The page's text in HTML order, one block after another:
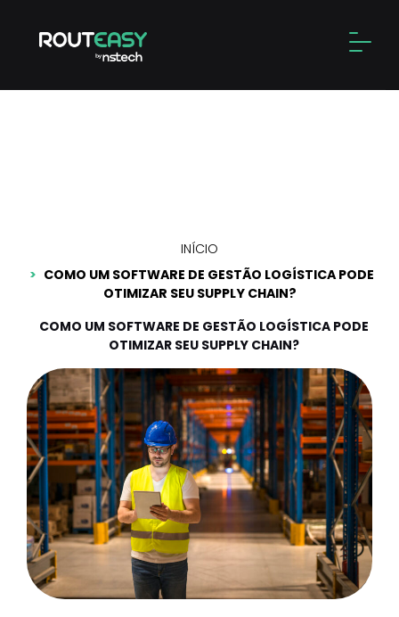
content
INÍCIO
COMO UM SOFTWARE DE GESTÃO LOGÍSTICA PODE
OTIMIZAR SEU SUPPLY CHAIN?
COMO UM SOFTWARE DE GESTÃO LOGÍSTICA PODE
OTIMIZAR SEU SUPPLY CHAIN?